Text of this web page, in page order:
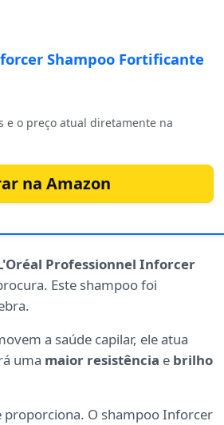
Shampoo Fortificante
e o preço atual diretamente na
na Amazon
Professionnel Inforcer
Este shampoo foi
a saúde capilar, ele atua
uma maior resistência e brilho
proporciona. O shampoo Inforcer